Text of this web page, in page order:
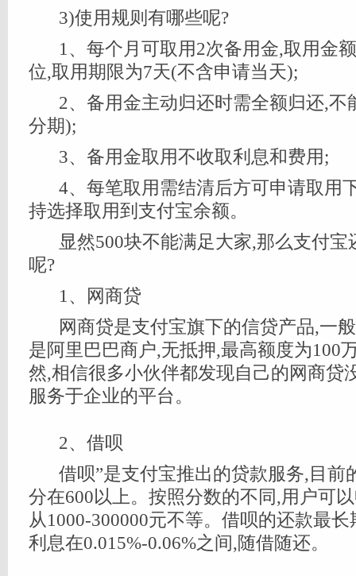
3)使用规则有哪些呢?
1、每个月可取用2次备用金,取用金
位,取用期限为7天(不含申请当天);
2、备用金主动归还时需全额归还,不
分期);
3、备用金取用不收取利息和费用;
4、每笔取用需结清后方可申请取用
持选择取用到支付宝余额。
显然500块不能满足大家,那么支付
呢?
1、网商贷
网商贷是支付宝旗下的信贷产品,一
是阿里巴巴商户,无抵押,最高额度为100
然,相信很多小伙伴都发现自己的网商贷
服务于企业的平台。
2、借呗
借呗”是支付宝推出的贷款服务,目前
分在600以上。按照分数的不同,用户可
从1000-300000元不等。借呗的还款最
利息在0.015%-0.06%之间,随借随还。